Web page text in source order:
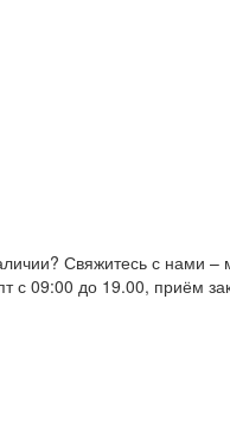
Свяжитесь с нами
09:00 до 19.00, приём